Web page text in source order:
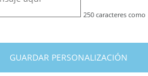
250 caracteres como
GUARDAR PERSONALIZACIÓN